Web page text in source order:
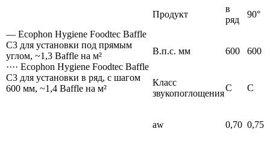
— Ecophon Hygiene Foodtec Baffle
C3 для установки под прямым
углом, ~1,3 Baffle на м²
···· Ecophon Hygiene Foodtec Baffle
C3 для установки в ряд, c шагом
600 мм, ~1,4 Baffle на м²
Продукт
в
ряд
90°
В.п.с. мм 600 600
Класс
звукопоглощения
С С
aw 0,70 0,75